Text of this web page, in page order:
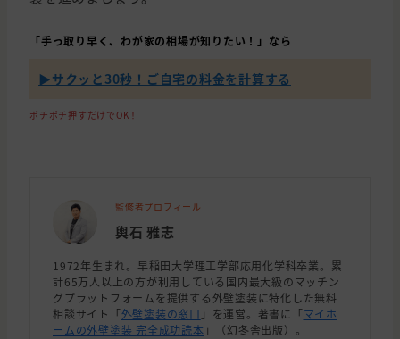
「手っ取り早く、わが家の相場が知りたい！」なら
▶︎サクッと30秒！ご自宅の料金を計算する
ポチポチ押すだけでOK！
監修者プロフィール
輿石 雅志
1972年生まれ。早稲田大学理工学部応用化学科卒業。累
計65万人以上の方が利用している国内最大級のマッチン
グプラットフォームを提供する外壁塗装に特化した無料
相談サイト「外壁塗装の窓口 」を運営。著書に「マイホ
ームの外壁塗装 完全成功読本 」（幻冬舎出版）。